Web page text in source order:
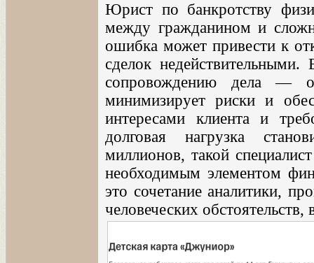
Юрист по банкротству
между гражданином и
ошибка может привести к
сделок
сопровождению дела —
минимизирует риски и
интересами клиента и
долговая нагрузка
миллионов, такой
необходимым элементом
это сочетание аналитики,
человеческих